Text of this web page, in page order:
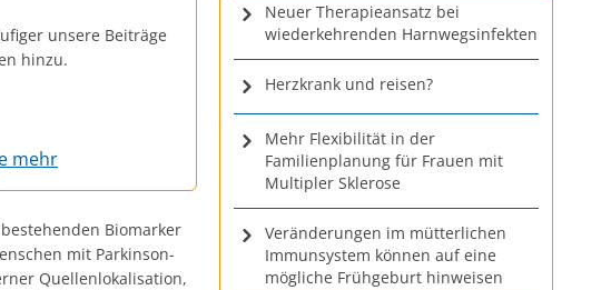
unsere Beiträge
hinzu.
mehr
Biomarker
mit Parkinson-
Quellenlokalisation,
Neuer Therapieansatz bei
wiederkehrenden Harnwegsinfekten
Herzkrank und reisen?
Mehr Flexibilität in der
Familienplanung für Frauen mit
Multipler Sklerose
Veränderungen im mütterlichen
Immunsystem können auf eine
mögliche Frühgeburt hinweisen